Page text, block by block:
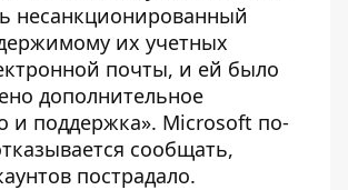
несанкционированный
их учетных
почты, и ей было
дополнительное
и поддержка». Microsoft по-
сообщать,
пострадало.